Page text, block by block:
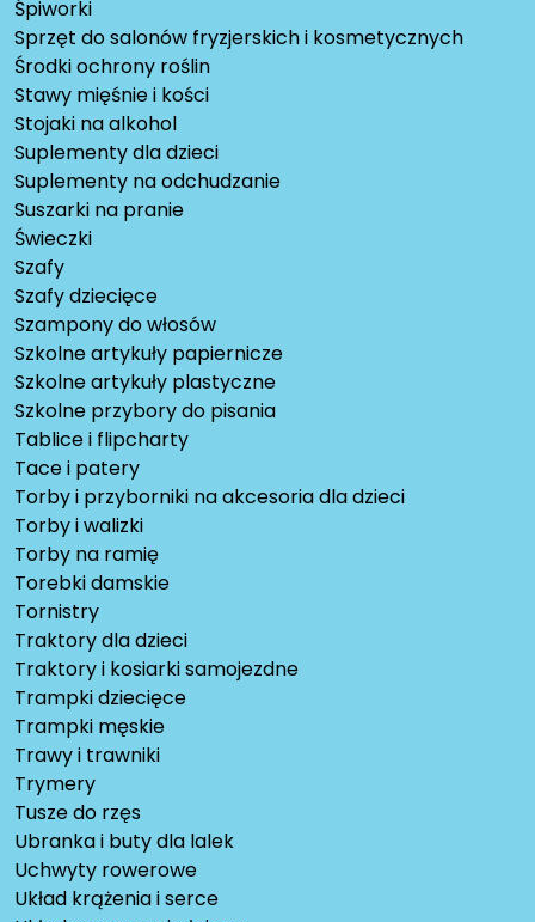
Śpiworki
Sprzęt do salonów fryzjerskich i kosmetycznych
Środki ochrony roślin
Stawy mięśnie i kości
Stojaki na alkohol
Suplementy dla dzieci
Suplementy na odchudzanie
Suszarki na pranie
Świeczki
Szafy
Szafy dziecięce
Szampony do włosów
Szkolne artykuły papiernicze
Szkolne artykuły plastyczne
Szkolne przybory do pisania
Tablice i flipcharty
Tace i patery
Torby i przyborniki na akcesoria dla dzieci
Torby i walizki
Torby na ramię
Torebki damskie
Tornistry
Traktory dla dzieci
Traktory i kosiarki samojezdne
Trampki dziecięce
Trampki męskie
Trawy i trawniki
Trymery
Tusze do rzęs
Ubranka i buty dla lalek
Uchwyty rowerowe
Układ krążenia i serce